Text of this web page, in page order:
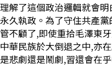
理解了這個政治邏輯就會
永久執政。為了守住共產
管不顧了,即使重拾毛澤東
中華民族於大倒退之中,亦
是悲劇還是鬧劇,習還會在